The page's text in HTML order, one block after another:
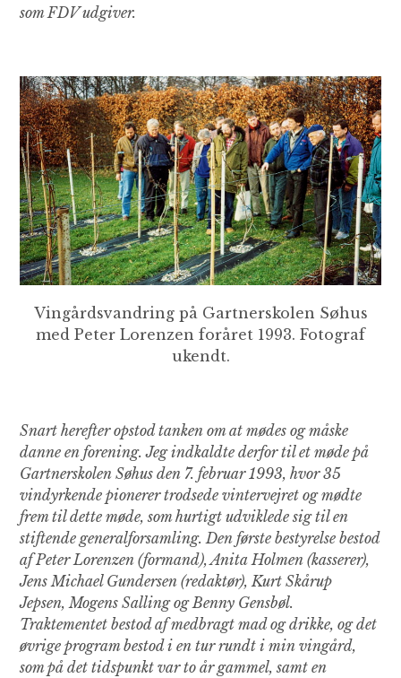
som FDV udgiver.
Vingårdsvandring på Gartnerskolen Søhus
med Peter Lorenzen foråret 1993. Fotograf
ukendt.
Snart herefter opstod tanken om at mødes og måske
danne en forening. Jeg indkaldte derfor til et møde på
Gartnerskolen Søhus den 7. februar 1993, hvor 35
vindyrkende pionerer trodsede vintervejret og mødte
frem til dette møde, som hurtigt udviklede sig til en
stiftende generalforsamling. Den første bestyrelse bestod
af Peter Lorenzen (formand), Anita Holmen (kasserer),
Jens Michael Gundersen (redaktør), Kurt Skårup
Jepsen, Mogens Salling og Benny Gensbøl.
Traktementet bestod af medbragt mad og drikke, og det
øvrige program bestod i en tur rundt i min vingård,
som på det tidspunkt var to år gammel, samt en